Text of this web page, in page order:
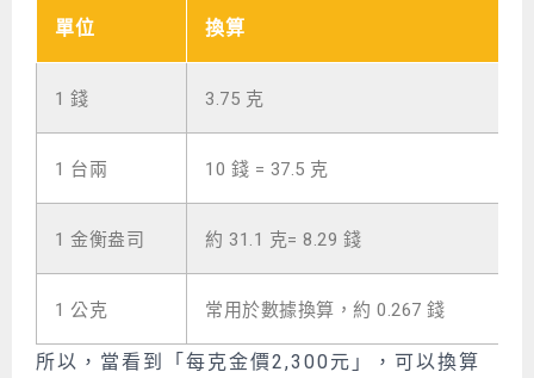
單位 換算
1 錢 3.75 克
1 台兩 10 錢 = 37.5 克
1 金衡盎司 約 31.1 克= 8.29 錢
1 公克 常用於數據換算，約 0.267 錢
所以，當看到「每克金價2,300元」，可以換算